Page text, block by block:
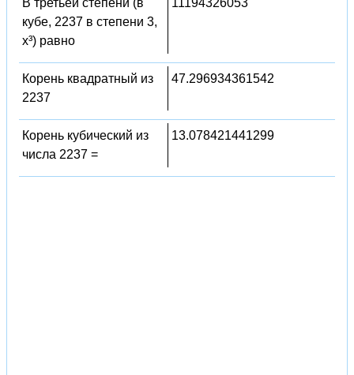
кубе, 2237 в степени 3,
x³) равно
Корень квадратный из
2237
47.296934361542
Корень кубический из
числа 2237 =
13.078421441299